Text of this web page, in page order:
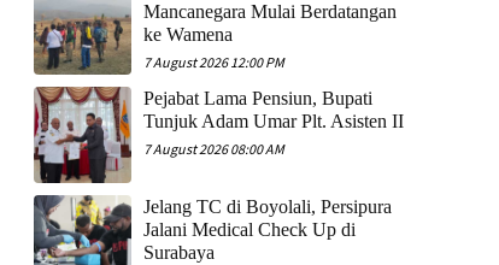
Mancanegara Mulai Berdatangan
ke Wamena
7 August 2026 12:00 PM
Pejabat Lama Pensiun, Bupati
Tunjuk Adam Umar Plt. Asisten II
7 August 2026 08:00 AM
Jelang TC di Boyolali, Persipura
Jalani Medical Check Up di
Surabaya